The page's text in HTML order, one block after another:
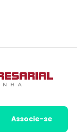
Associe-se